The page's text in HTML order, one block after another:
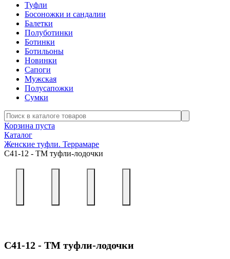
Туфли
Босоножки и сандалии
Балетки
Полуботинки
Ботинки
Ботильоны
Новинки
Сапоги
Мужская
Полусапожки
Сумки
Корзина пуста
Каталог
Женские туфли. Террамаре
С41-12 - ТМ туфли-лодочки
С41-12 - ТМ туфли-лодочки